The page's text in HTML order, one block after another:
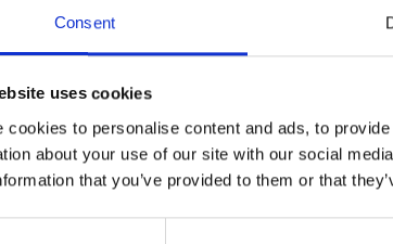
Consent
uses cookies
cookies to personalise content and ads, to
about your use of our site with our social
that you’ve provided to them or that
mât
(4)